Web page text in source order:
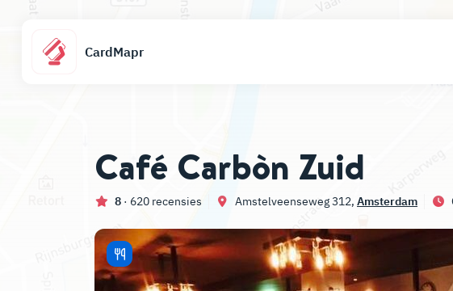
CardMapr
Café Carbòn Zuid
8 · 620 recensies Amstelveenseweg 312, Amsterdam